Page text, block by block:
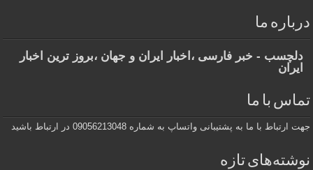
درباره ما
دلچسب - خبر فارسی ،اخبار ایران و جهان ،بروز ترین اخبار
ایران
تماس با ما
جهت ارتباط با ما به پشتیبانی واتساپ به شماره 09056213048 در ارتباط باشید
نوشته‌های تازه